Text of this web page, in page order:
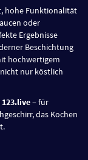
hohe Funktionalität
oder
Ergebnisse
Beschichtung
hochwertigem
nur köstlich
123.live– für
das Kochen